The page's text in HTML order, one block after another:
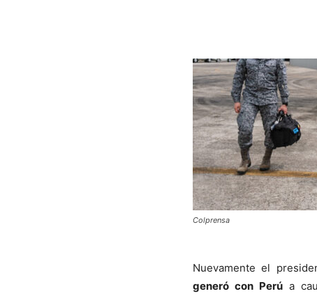
Colprensa
Nuevamente el
generó con Perúa